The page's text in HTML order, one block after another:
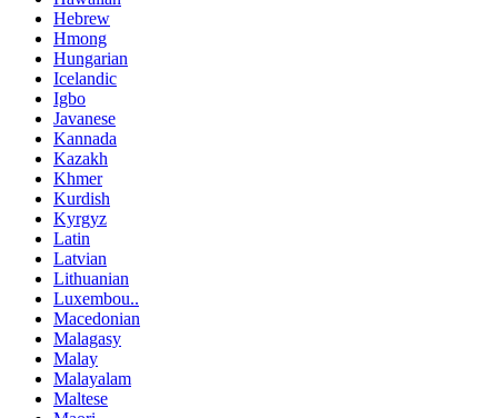
Hebrew
Hmong
Hungarian
Icelandic
Igbo
Javanese
Kannada
Kazakh
Khmer
Kurdish
Kyrgyz
Latin
Latvian
Lithuanian
Luxembou..
Macedonian
Malagasy
Malay
Malayalam
Maltese